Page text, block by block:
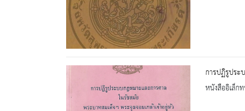
การปฏิรูประ
หนังสืออิเล็ก